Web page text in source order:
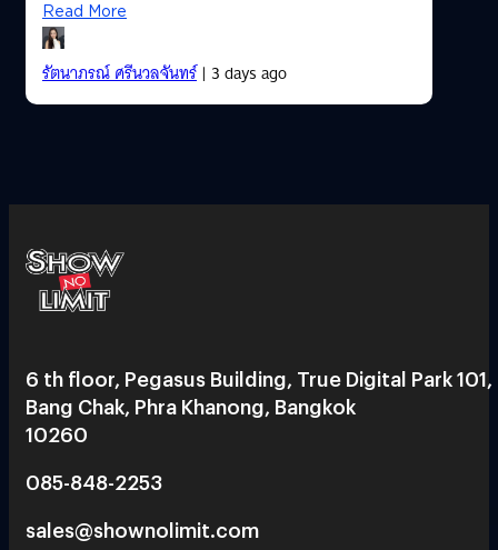
Read More
รัตนาภรณ์ ศรีนวลจันทร์| 3 days ago
6 th floor, Pegasus Building, True Digital Park 101,
Bang Chak, Phra Khanong, Bangkok
10260
085-848-2253
sales@shownolimit.com